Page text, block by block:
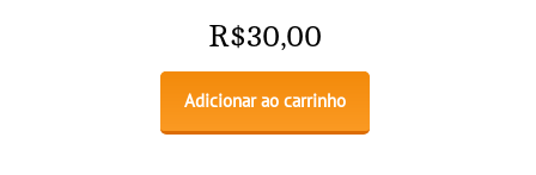
R$30,00
Adicionar ao carrinho